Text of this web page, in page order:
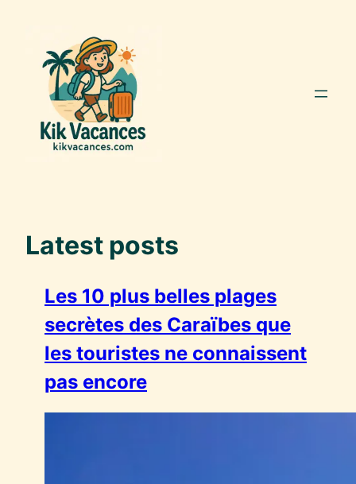
contenu
Latest posts
Les 10 plus belles plages
secrètes des Caraïbes que
les touristes ne connaissent
pas encore